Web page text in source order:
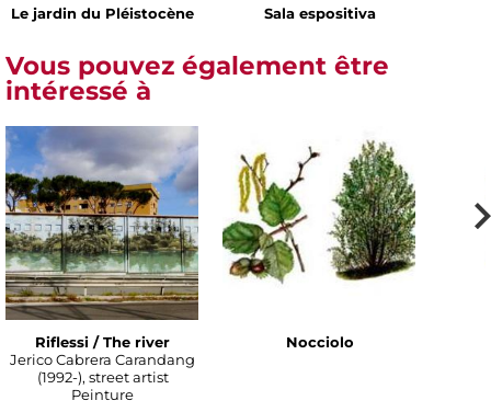
Le jardin du Pléistocène Sala espositiva
Vous pouvez également être
intéressé à
Riflessi / The river
Jerico Cabrera Carandang
(1992-), street artist
Peinture
Nocciolo